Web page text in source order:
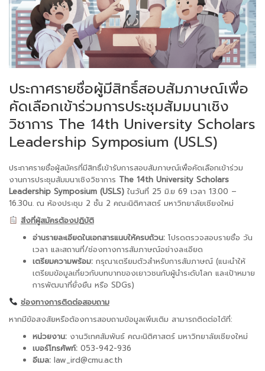
ประกาศรายชื่อผู้มีสิทธิ์สอบสัมภาษณ์เพื่อ
คัดเลือกเข้าร่วมการประชุมสัมมนาเชิง
วิชาการ The 14th University Scholars
Leadership Symposium (USLS)
ประกาศรายชื่อผู้สมัครที่มีสิทธิ์เข้ารับการสอบสัมภาษณ์เพื่อคัดเลือกเข้าร่วม
งานการประชุมสัมมนาเชิงวิชาการ The 14th University Scholars
Leadership Symposium (USLS) ในวันที่ 25 มิ.ย 69 เวลา 13.00 –
16.30น. ณ ห้องประชุม 2 ชั้น 2 คณะนิติศาสตร์ มหาวิทยาลัยเชียงใหม่
สิ่งที่ผู้สมัครต้องปฏิบัติ
อ่านรายละเอียดในเอกสารแนบให้ครบถ้วน: โปรดตรวจสอบรายชื่อ วัน
เวลา และสถานที่/ช่องทางการสัมภาษณ์อย่างละเอียด
เตรียมความพร้อม: กรุณาเตรียมตัวสำหรับการสัมภาษณ์ (แนะนำให้
เตรียมข้อมูลเกี่ยวกับบทบาทของเยาวชนกับผู้นำระดับโลก และเป้าหมาย
การพัฒนาที่ยั่งยืน หรือ SDGs)
ช่องทางการติดต่อสอบถาม
หากมีข้อสงสัยหรือต้องการสอบถามข้อมูลเพิ่มเติม สามารถติดต่อได้ที่:
หน่วยงาน: งานวิเทศสัมพันธ์ คณะนิติศาสตร์ มหาวิทยาลัยเชียงใหม่
เบอร์โทรศัพท์: 053-942-936
อีเมล: law_ird@cmu.ac.th